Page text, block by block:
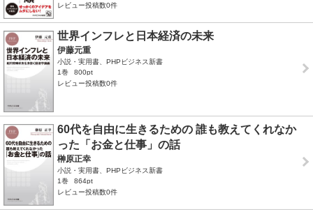
レビュー投稿数0件
世界インフレと日本経済の未来
伊藤元重
小説・実用書、PHPビジネス新書
1巻
800pt
レビュー投稿数0件
60代を自由に生きるための 誰も教えてくれなか
った「お金と仕事」の話
榊原正幸
小説・実用書、PHPビジネス新書
1巻
864pt
レビュー投稿数0件